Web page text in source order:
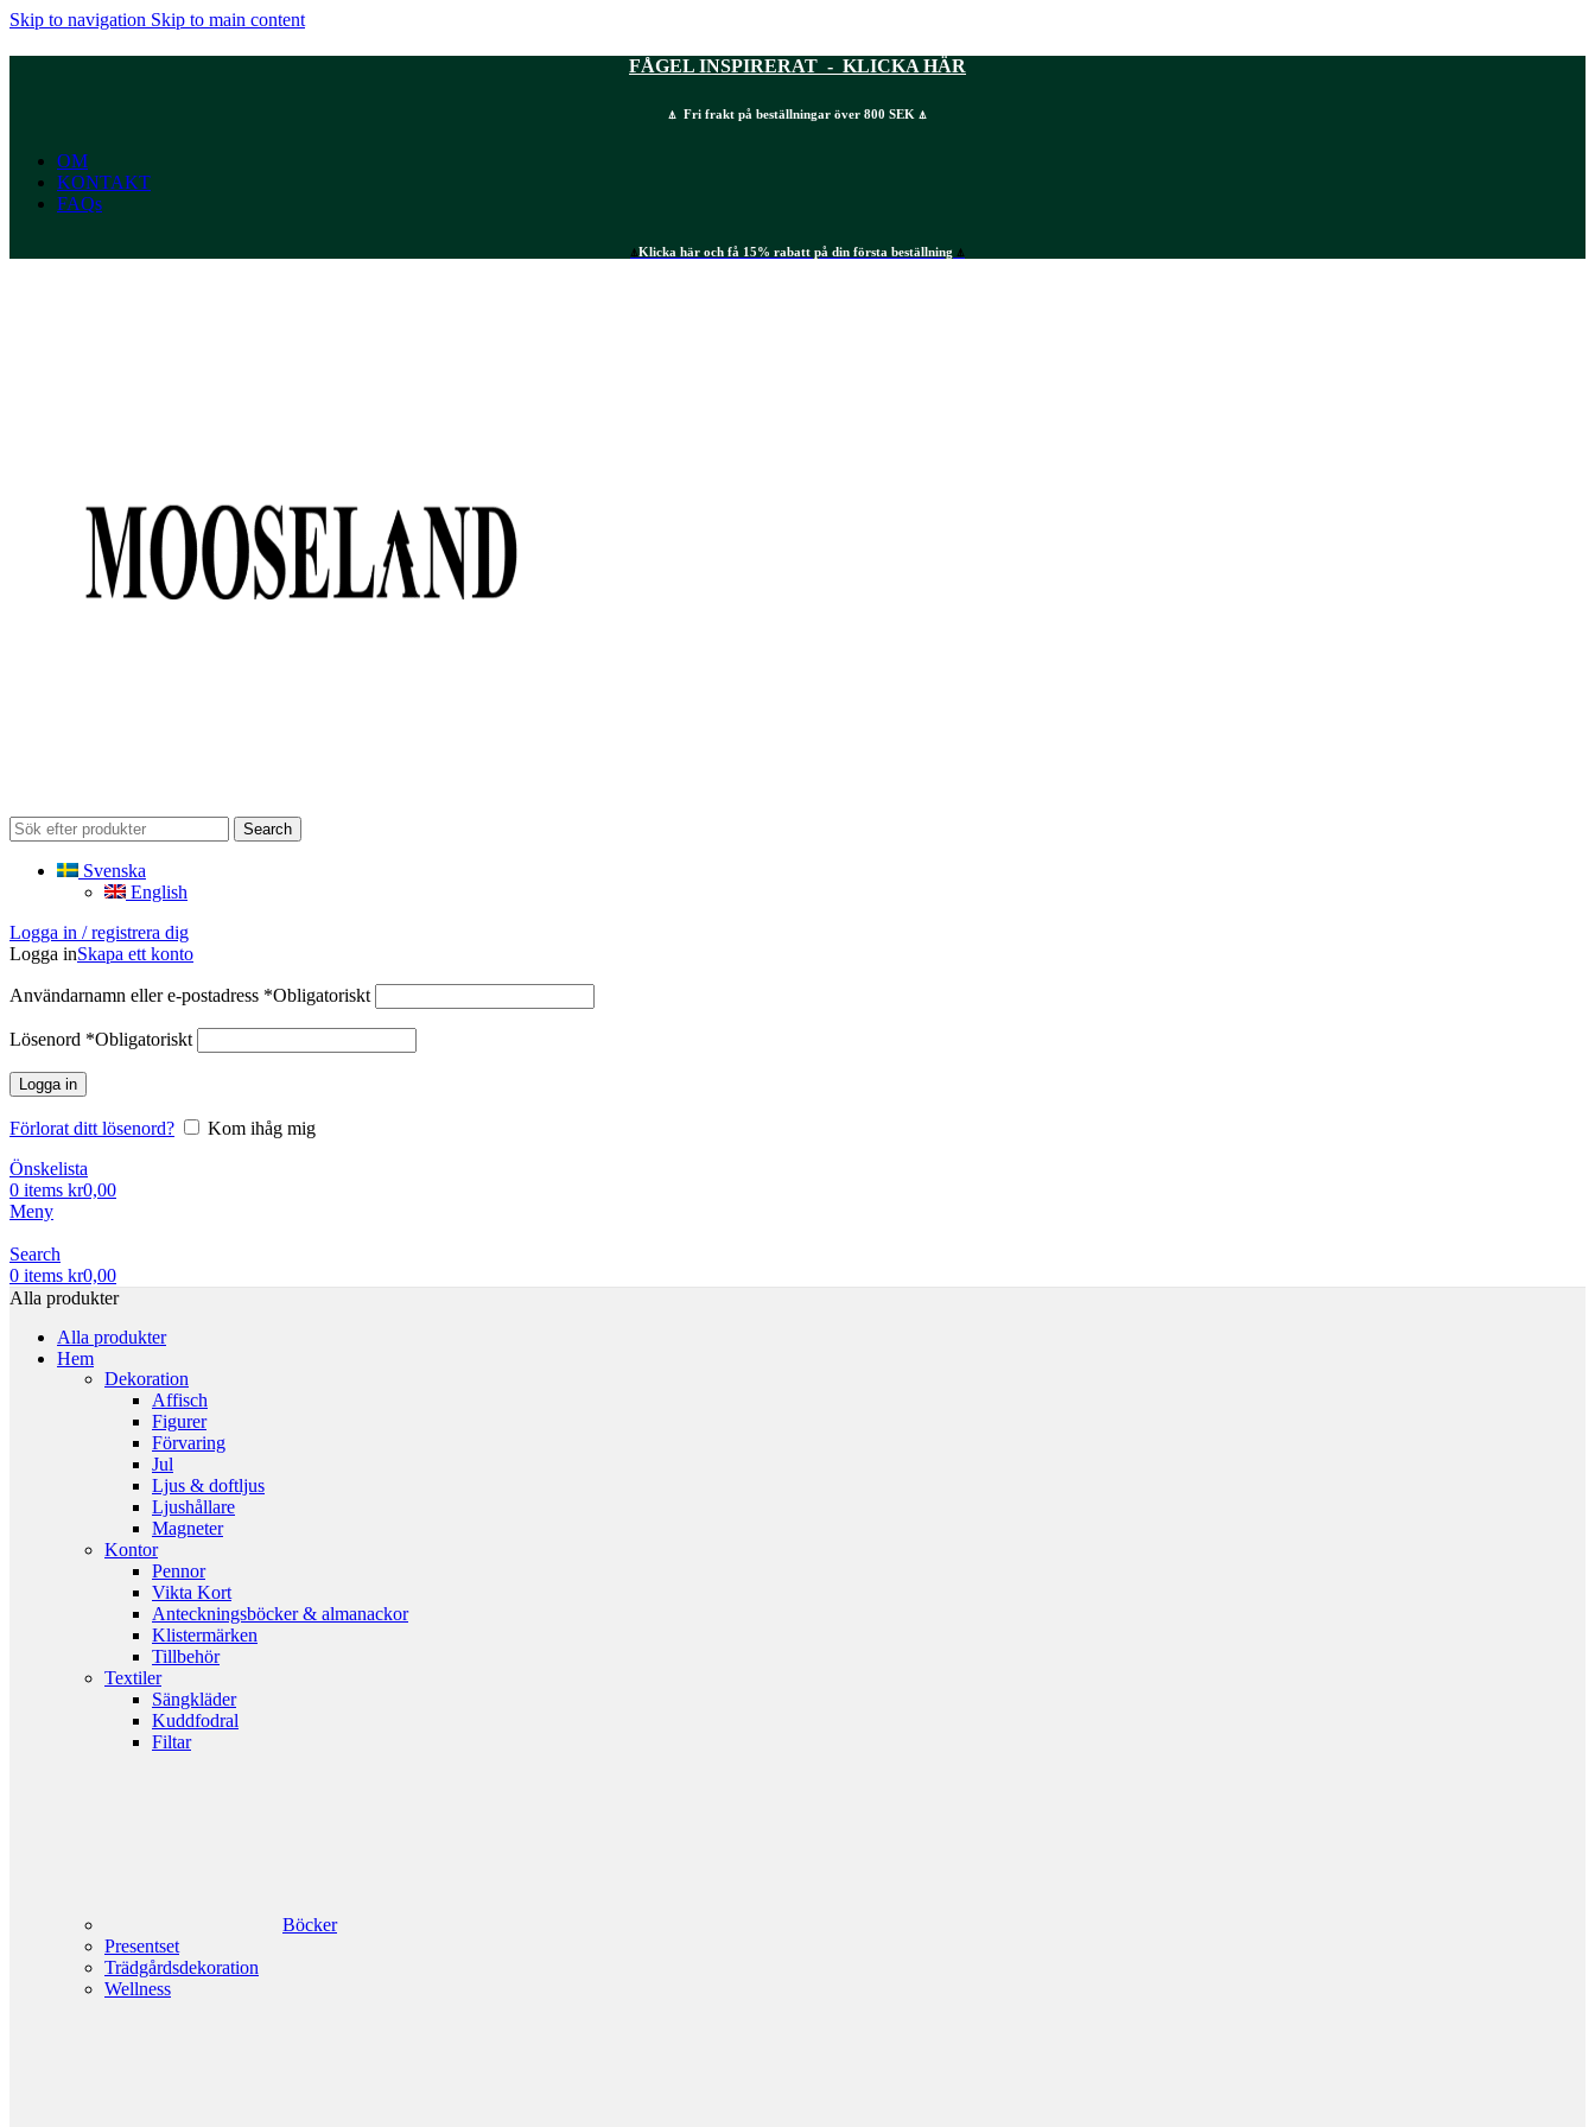
Skip to navigation Skip to main content
FÅGEL INSPIRERAT - KLICKA HÄR
⍋ Fri frakt på beställningar över 800 SEK ⍋
OM
KONTAKT
FAQs
⍋Klicka här och få 15% rabatt på din första beställning ⍋
Search
Svenska
English
Logga in / registrera dig
Logga inSkapa ett konto
Användarnamn eller e-postadress *Obligatoriskt
Lösenord *Obligatoriskt
Logga in
Förlorat ditt lösenord?
Kom ihåg mig
Önskelista
0 items kr0,00
Meny
Search
0 items kr0,00
Alla produkter
Alla produkter
Hem
Dekoration
Affisch
Figurer
Förvaring
Jul
Ljus & doftljus
Ljushållare
Magneter
Kontor
Pennor
Vikta Kort
Anteckningsböcker & almanackor
Klistermärken
Tillbehör
Textiler
Sängkläder
Kuddfodral
Filtar
Böcker
Presentset
Trädgårdsdekoration
Wellness